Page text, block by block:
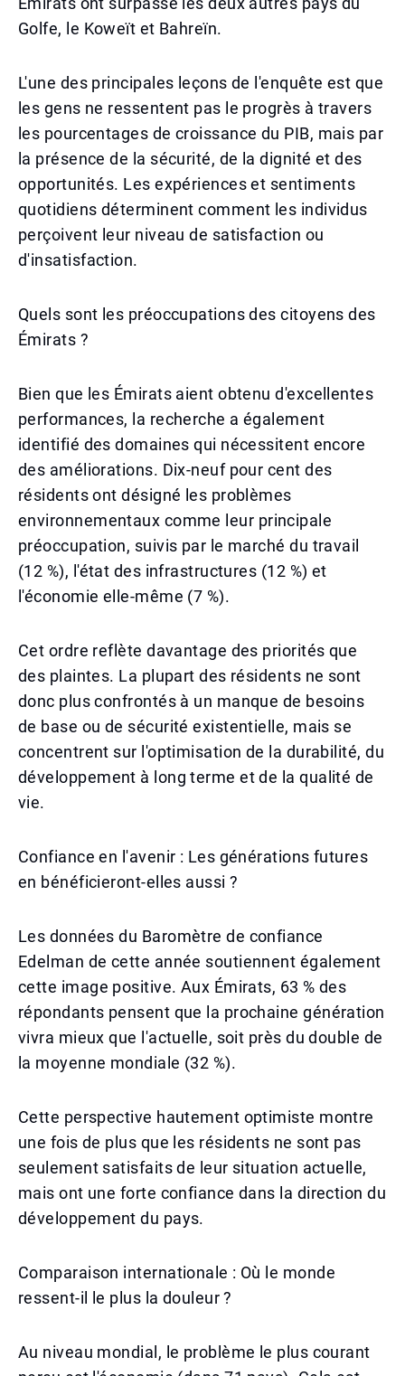
Golfe, le Koweït et Bahreïn.
L'une des principales leçons de l'enquête est que
les gens ne ressentent pas le progrès à travers
les pourcentages de croissance du PIB, mais par
la présence de la sécurité, de la dignité et des
opportunités. Les expériences et sentiments
quotidiens déterminent comment les individus
perçoivent leur niveau de satisfaction ou
d'insatisfaction.
Quels sont les préoccupations des citoyens des
Émirats ?
Bien que les Émirats aient obtenu d'excellentes
performances, la recherche a également
identifié des domaines qui nécessitent encore
des améliorations. Dix-neuf pour cent des
résidents ont désigné les problèmes
environnementaux comme leur principale
préoccupation, suivis par le marché du travail
(12 %), l'état des infrastructures (12 %) et
l'économie elle-même (7 %).
Cet ordre reflète davantage des priorités que
des plaintes. La plupart des résidents ne sont
donc plus confrontés à un manque de besoins
de base ou de sécurité existentielle, mais se
concentrent sur l'optimisation de la durabilité, du
développement à long terme et de la qualité de
vie.
Confiance en l'avenir : Les générations futures
en bénéficieront-elles aussi ?
Les données du Baromètre de confiance
Edelman de cette année soutiennent également
cette image positive. Aux Émirats, 63 % des
répondants pensent que la prochaine génération
vivra mieux que l'actuelle, soit près du double de
la moyenne mondiale (32 %).
Cette perspective hautement optimiste montre
une fois de plus que les résidents ne sont pas
seulement satisfaits de leur situation actuelle,
mais ont une forte confiance dans la direction du
développement du pays.
Comparaison internationale : Où le monde
ressent-il le plus la douleur ?
Au niveau mondial, le problème le plus courant